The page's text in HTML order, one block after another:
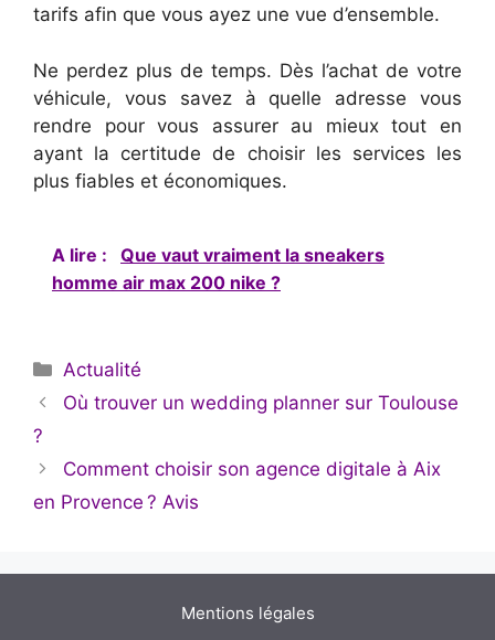
tarifs afin que vous ayez une vue d’ensemble.
Ne perdez plus de temps. Dès l’achat de votre
véhicule, vous savez à quelle adresse vous
rendre pour vous assurer au mieux tout en
ayant la certitude de choisir les services les
plus fiables et économiques.
A lire :
Que vaut vraiment la sneakers
homme air max 200 nike ?
Catégories
Actualité
Où trouver un wedding planner sur Toulouse
?
Comment choisir son agence digitale à Aix
en Provence ? Avis
Mentions légales